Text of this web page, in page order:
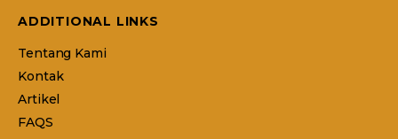
ADDITIONAL LINKS
Tentang Kami
Kontak
Artikel
FAQS